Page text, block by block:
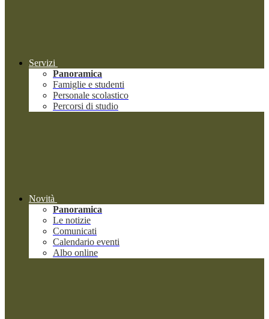
Servizi
Panoramica
Famiglie e studenti
Personale scolastico
Percorsi di studio
Novità
Panoramica
Le notizie
Comunicati
Calendario eventi
Albo online